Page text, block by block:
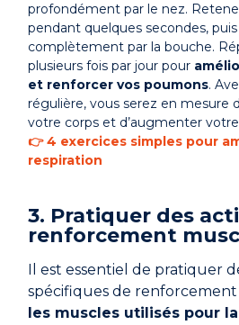
profondément par le nez.
pendant quelques secondes,
complètement par la bouche.
plusieurs fois par jour pour
et renforcer vos poumons.
régulière, vous serez en mesure
votre corps et d’augmenter
👉 4 exercices simples pour
respiration
3. Pratiquer des
renforcement
Il est essentiel de pratiquer
spécifiques de
les muscles utilisés pour